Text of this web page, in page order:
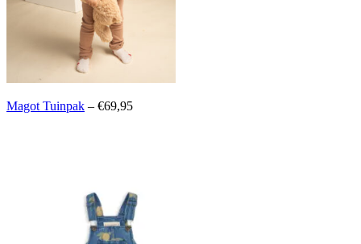
Magot Tuinpak – €69,95